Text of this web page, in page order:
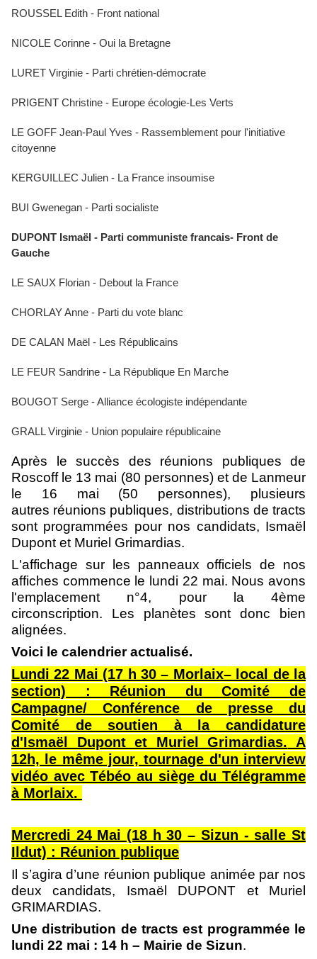
ROUSSEL Edith - Front national
NICOLE Corinne - Oui la Bretagne
LURET Virginie - Parti chrétien-démocrate
PRIGENT Christine - Europe écologie-Les Verts
LE GOFF Jean-Paul Yves - Rassemblement pour l'initiative
citoyenne
KERGUILLEC Julien - La France insoumise
BUI Gwenegan - Parti socialiste
DUPONT Ismaël - Parti communiste francais- Front de
Gauche
LE SAUX Florian - Debout la France
CHORLAY Anne - Parti du vote blanc
DE CALAN Maël - Les Républicains
LE FEUR Sandrine - La République En Marche
BOUGOT Serge - Alliance écologiste indépendante
GRALL Virginie - Union populaire républicaine
Après le succès des réunions publiques de
Roscoff le 13 mai (80 personnes) et de Lanmeur
le 16 mai (50 personnes), plusieurs
autres réunions publiques, distributions de tracts
sont programmées pour nos candidats, Ismaël
Dupont et Muriel Grimardias.
L'affichage sur les panneaux officiels de nos
affiches commence le lundi 22 mai. Nous avons
l'emplacement n°4, pour la 4ème
circonscription. Les planètes sont donc bien
alignées.
Voici le calendrier actualisé.
Lundi 22 Mai (17 h 30 – Morlaix– local de la
section) : Réunion du Comité de
Campagne/ Conférence de presse du
Comité de soutien à la candidature
d'Ismaël Dupont et Muriel Grimardias. A
12h, le même jour, tournage d'un interview
vidéo avec Tébéo au siège du Télégramme
à Morlaix.
Mercredi 24 Mai (18 h 30 – Sizun - salle St
Ildut) : Réunion publique
Il s’agira d’une réunion publique animée par nos
deux candidats, Ismaël DUPONT et Muriel
GRIMARDIAS.
Une distribution de tracts est programmée le
lundi 22 mai : 14 h – Mairie de Sizun.